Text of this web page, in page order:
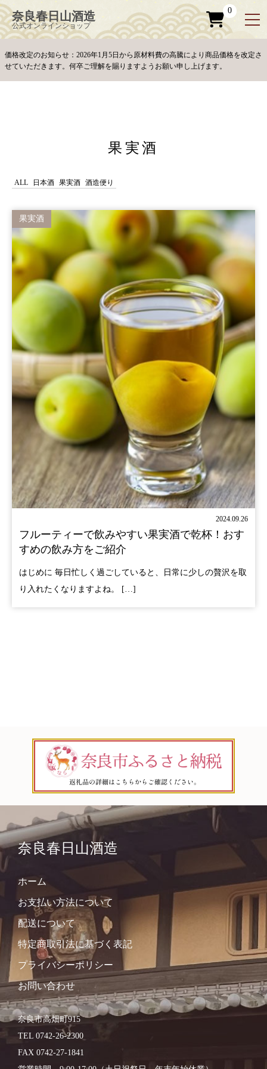
ペ
ー
ジ
の
先
頭
で
ン
ン
エ
奈良春日山酒造
公式オンラインショップ
0
価格改定のお知らせ：2026年1月5日から原材料費の高騰により商品価格を改定さ
せていただきます。何卒ご理解を賜りますようお願い申し上げます。
果実酒
ALL 日本酒 果実酒 酒造便り
果実酒
2024.09.26
フルーティーで飲みやすい果実酒で乾杯！おす
すめの飲み方をご紹介
はじめに 毎日忙しく過ごしていると、日常に少しの贅沢を取
り入れたくなりますよね。 […]
奈良春日山酒造
ホーム
お支払い方法について
配送について
特定商取引法に基づく表記
プライバシーポリシー
お問い合わせ
奈良市高畑町915
TEL 0742-26-2300
FAX 0742-27-1841